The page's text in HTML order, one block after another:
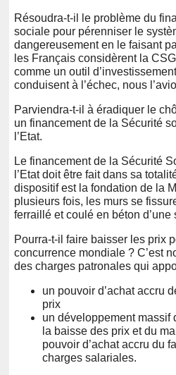
Résoudra-t-il le problème du
sociale pour pérenniser le
dangereusement en le faisant
les Français considèrent la
comme un outil
conduisent à l’échec, nous
Parviendra-t-il à éradiquer le
un financement de la Sécurité
l’Etat.
Le financement de la Sécurité
l’Etat doit être fait dans sa
dispositif est la fondation de la
plusieurs fois, les murs se
ferraillé et coulé en béton d’une
Pourra-t-il faire baisser les prix
concurrence mondiale ? C’est
des charges patronales qui
un pouvoir d’achat accru
prix
un développement massif
la baisse des prix et du
pouvoir d’achat accru du
charges salariales.